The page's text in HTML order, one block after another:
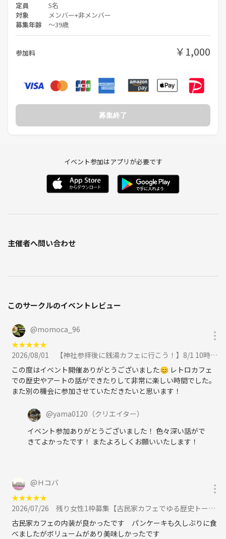
定員 5名
対象 メンバー+非メンバー
募集年齢 〜39歳
参加料 ￥1,000
募集終了
イベント参加はアプリが必要です
主催者へ問い合わせ
このサークルのイベントレビュー
@momoca_96
★★★★★
2026/08/01
【神社参拝後に銭湯カフェに行こう！】8/1 10時小野照崎神社～銭湯カフェ【参加費還元！】に参加
この度はイベント開催ありがとうございました😊 レトロカフェ
での歴史やアートの話ができたりして非常に楽しい時間でした。
また別の機会に参加させていただきたいと思います！
@yama0120 （クリエイター）
イベント参加ありがとうございました！ 色々深い話がで
きてよかったです！ またよろしくお願いいたします！
@ Ｈコバ
★★★★★
2026/07/26
残り女性1枠募集【古民家カフェでゆる歴史トーク！】7/26 10時半 新御徒町 ikoi.ハナレ 【参加費還元】に参加
古民家カフェの内装が良かったです パンケーキも久しぶりに食
べましたがボリュームがあり美味しかったです